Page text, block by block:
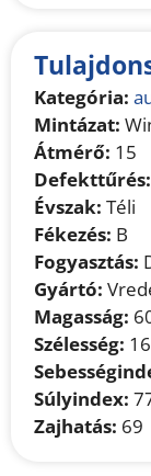
Kategória:
Mintázat:
Átmérő: 15
Defekttűrés:
Évszak: Téli
Fékezés: B
Fogyasztás:
Gyártó:
Magasság:
Szélesség:
Súlyindex:
Zajhatás: 69